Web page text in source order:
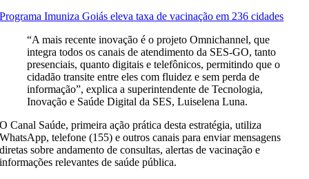
Programa Imuniza Goiás eleva taxa de vacinação em 236 cidades
“A mais recente inovação é o projeto Omnichannel, que
integra todos os canais de atendimento da SES-GO, tanto
presenciais, quanto digitais e telefônicos, permitindo que o
cidadão transite entre eles com fluidez e sem perda de
informação”, explica a superintendente de Tecnologia,
Inovação e Saúde Digital da SES, Luiselena Luna.
O Canal Saúde, primeira ação prática desta estratégia, utiliza
WhatsApp, telefone (155) e outros canais para enviar mensagens
diretas sobre andamento de consultas, alertas de vacinação e
informações relevantes de saúde pública.